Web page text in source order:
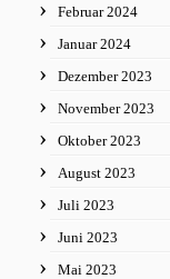
Februar 2024
Januar 2024
Dezember 2023
November 2023
Oktober 2023
August 2023
Juli 2023
Juni 2023
Mai 2023